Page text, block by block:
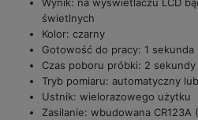
świetlnych
Kolor: czarny
Gotowość do pracy: 1 sekunda
Czas poboru próbki: 2 sekundy
Tryb pomiaru: automatyczny
Ustnik: wielorazowego użytku
Zasilanie: wbudowana CR123A